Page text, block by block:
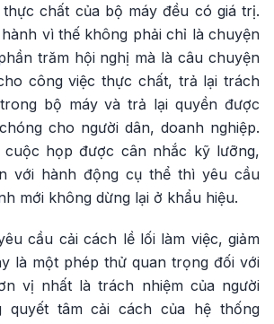
thực chất của bộ máy đều có giá trị.
vì thế không phải chỉ là chuyện
trăm hội nghị mà là câu chuyện
công việc thực chất, trả lại trách
bộ máy và trả lại quyền được
cho người dân, doanh nghiệp.
cuộc họp được cân nhắc kỹ lưỡng,
với hành động cụ thể thì yêu cầu
mới không dừng lại ở khẩu hiệu.
cầu cải cách lề lối làm việc, giảm
là một phép thử quan trọng đối với
vị nhất là trách nhiệm của người
quyết tâm cải cách của hệ thống